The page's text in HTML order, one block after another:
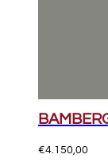
€4.150,00